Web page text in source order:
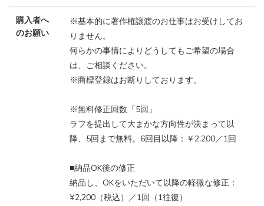
購入者へ
のお願い
※基本的に著作権譲渡のお仕事はお受けしてお
りません。
何らかの事情によりどうしてもご希望の場合
は、ご相談ください。
※商標登録はお断りしております。
※無料修正回数「5回」
ラフを提出して大まかな方向性が決まって以
降、5回まで無料。6回目以降：￥2,200／1回
■納品OK後の修正
納品し、OKをいただいて以降の軽微な修正：
¥2,200（税込）／1回（1往復）